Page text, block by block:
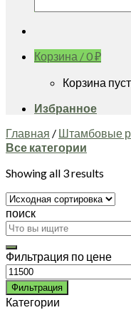
Корзина /0₽
Корзина
Избранное
Главная / Штамбовые
Все категории
Showing all 3 results
поиск
Искать:
Фильтрация по цене
Минимальная
цена
Фильтрация
Категории